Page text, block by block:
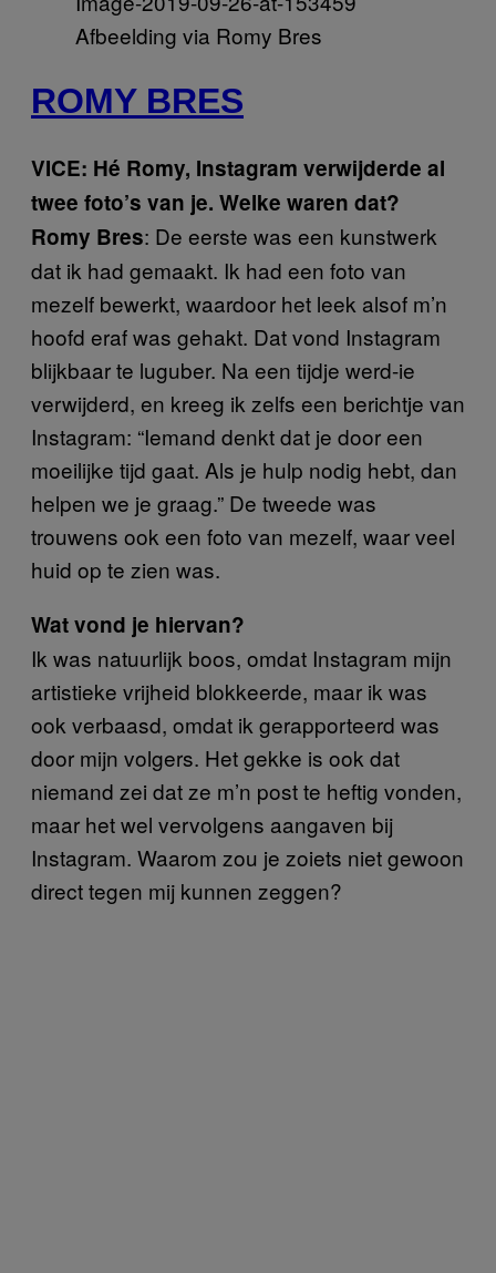
Afbeelding via Romy Bres
ROMY BRES
VICE: Hé Romy, Instagram verwijderde al
twee foto’s van je. Welke waren dat?
Romy Bres: De eerste was een kunstwerk
dat ik had gemaakt. Ik had een foto van
mezelf bewerkt, waardoor het leek alsof m’n
hoofd eraf was gehakt. Dat vond Instagram
blijkbaar te luguber. Na een tijdje werd-ie
verwijderd, en kreeg ik zelfs een berichtje van
Instagram: “Iemand denkt dat je door een
moeilijke tijd gaat. Als je hulp nodig hebt, dan
helpen we je graag.” De tweede was
trouwens ook een foto van mezelf, waar veel
huid op te zien was.
Wat vond je hiervan?
Ik was natuurlijk boos, omdat Instagram mijn
artistieke vrijheid blokkeerde, maar ik was
ook verbaasd, omdat ik gerapporteerd was
door mijn volgers. Het gekke is ook dat
niemand zei dat ze m’n post te heftig vonden,
maar het wel vervolgens aangaven bij
Instagram. Waarom zou je zoiets niet gewoon
direct tegen mij kunnen zeggen?